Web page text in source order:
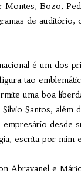
Montes, Bozo,
de
é um dos
tão
uma boa
Santos, além
desde
escrita por mim
Abravanel e